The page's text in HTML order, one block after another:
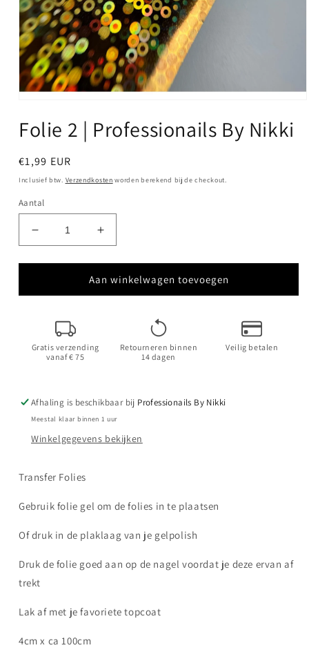
openen
inFolie 2 | Professionails By Nikki
Normale
prijs
€1,99 EUR
Inclusief btw. Verzendkosten worden berekend bij de checkout.
Aantal
Aantal
verlagen
voor
2
Professionails
Nikki
Aantal
verhogen
voor
Folie
2
Professionails
Nikki
Aan winkelwagen toevoegen
Gratis verzending
vanaf € 75
Retourneren binnen
14 dagen
Veilig betalen
Afhaling is beschikbaar bij Professionails By Nikki
Meestal klaar binnen 1 uur
Winkelgegevens bekijken
Transfer Folies
Gebruik folie gel om de folies in te plaatsen
Of druk in de plaklaag van je gelpolish
Druk de folie goed aan op de nagel voordat je deze ervan af
trekt
Lak af met je favoriete topcoat
4cm x ca 100cm